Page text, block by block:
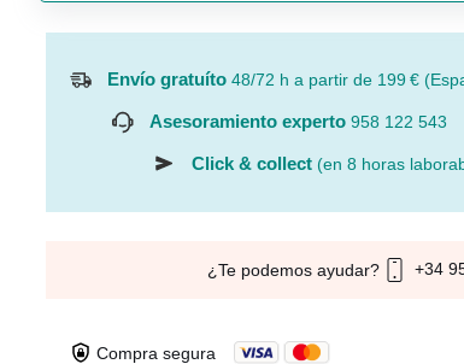
Envío gratuíto 48/72 h a partir de 199 €
Asesoramiento experto 958 122 543
Click & collect (en 8 horas
¿Te podemos ayudar? +34
Compra segura